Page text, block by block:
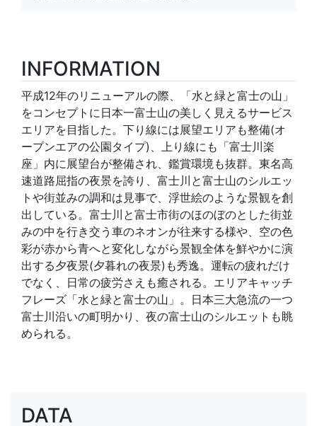
INFORMATION
平成12年のリニューアルの際、「水と緑と富士の山」
をコンセプトに日本一富士山の美しく見えるサービス
エリアを目指した。下り線には展望エリアも整備(オ
ープンエアの公園タイプ)、上り線にも「富士川楽
座」内に展望台が整備され、鑑賞環境も抜群。東名高
速道路屈指の夜景を誇り、富士川と富士山のシルエッ
トや街並みの調和は見事で、浮世絵のような景観を創
出している。富士川と富士市街のほのぼのとした街並
みの中を行き交う車のネオンが往来する様や、空の色
彩が赤から青へと変化しながら景観全体を鮮やかに演
出する夕夜景(夕暮れの夜景)も秀逸。運転の疲れだけ
でなく、日常の疲労さえも癒される。エリアキャッチ
フレーズ「水と緑と富士の山」。日本三大急流の一つ
富士川沿いの町明かり、夜の富士山のシルエットも眺
められる。
DATA